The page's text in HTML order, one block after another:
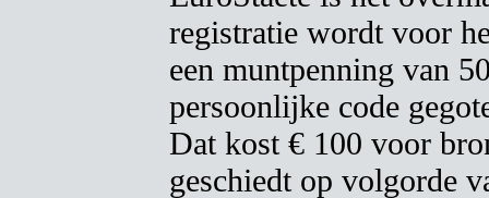
registratie wordt voor
een muntpenning van
persoonlijke code
Dat kost € 100 voor
geschiedt op volgorde